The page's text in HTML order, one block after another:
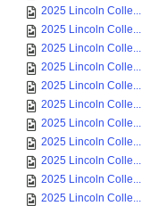
2025 Lincoln Colle...
2025 Lincoln Colle...
2025 Lincoln Colle...
2025 Lincoln Colle...
2025 Lincoln Colle...
2025 Lincoln Colle...
2025 Lincoln Colle...
2025 Lincoln Colle...
2025 Lincoln Colle...
2025 Lincoln Colle...
2025 Lincoln Colle...